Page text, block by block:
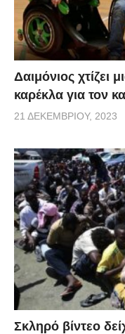
Δαιμόνιος χτίζει
καρέκλα για τον
21 ΔΕΚΕΜΒΡΊΟΥ, 2023
Σκληρό βίντεο